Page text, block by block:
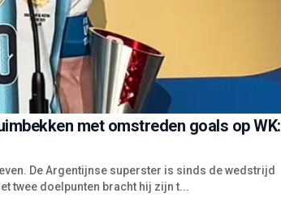
met omstreden goals op WK:
De Argentijnse superster is sinds de wedstrijd
twee doelpunten bracht hij zijn t...